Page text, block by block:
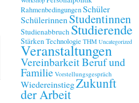
RahmenbedingungenSchüler
SchülerinnenStudentinnen
Studienabbruch Studierende
Stärken TechnologieTHM Uncategorized
Veranstaltungen
Vereinbarkeit Beruf und
Familie Vorstellungsgespräch
WiedereinstiegZukunft
der Arbeit